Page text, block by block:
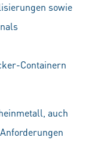
sowie
Containern
auch